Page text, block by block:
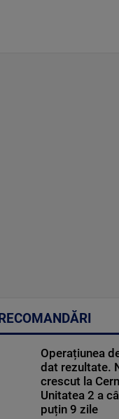
RECOMANDĂRI
Operațiunea
dat rezultate.
crescut la
Unitatea 2 a
puțin 9 zile